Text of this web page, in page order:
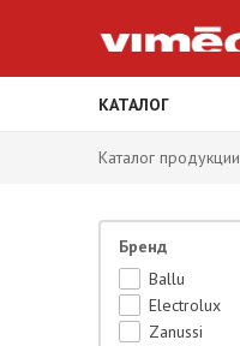
КАТАЛОГ
Каталог продукции
Бренд
Ballu
Electrolux
Zanussi